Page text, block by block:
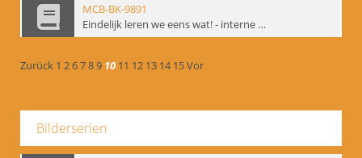
MCB-BK-9891
Eindelijk leren we eens wat! - interne Signatur: BM-prt-86
Zurück 1 26789 10 11 12 13 14 15Vor
Bilderserien